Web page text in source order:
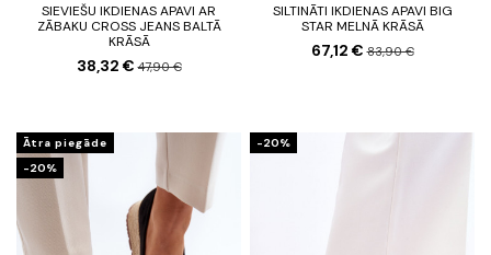
SIEVIEŠU IKDIENAS APAVI AR
ZĀBAKU CROSS JEANS BALTĀ
KRĀSĀ
38,32 €47,90 €
SILTINĀTI IKDIENAS APAVI BIG
STAR MELNĀ KRĀSĀ
67,12 €83,90 €
Ātra piegāde
-20%
-20%